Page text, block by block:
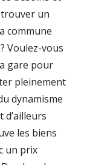
un
commune
Voulez-vous
gare pour
pleinement
dynamisme
d’ailleurs
les biens
un prix